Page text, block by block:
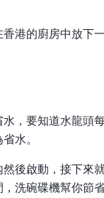
港的廚房中放下
，要知道水龍頭
水。
後啟動，接下來
洗碗碟機幫你節